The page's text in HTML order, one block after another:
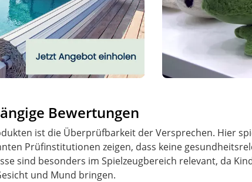
Bewertungen
ist die Überprüfbarkeit der Versprechen. Hier
Prüfinstitutionen zeigen, dass keine
sind besonders im Spielzeugbereich relevant, da
und Mund bringen.